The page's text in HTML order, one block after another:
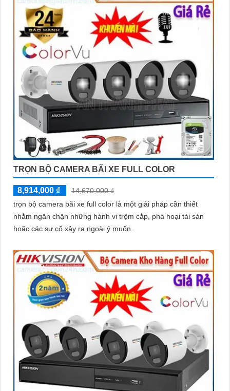
TRỌN BỘ CAMERA BÃI XE FULL COLOR
8,914,000 ₫
14,670,000 ₫
trọn bộ camera bãi xe full color là một giải pháp cần thiết
nhằm ngăn chặn những hành vi trộm cắp, phá hoại tài sản
hoặc các sự cố xảy ra ngoài ý muốn.